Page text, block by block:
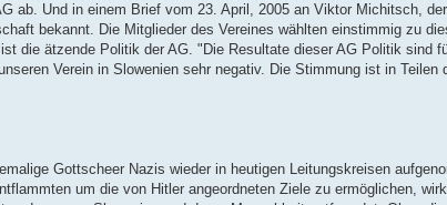
ab. Und in einem Brief vom 23. April, 2005 an Viktor Michitsch,
bekannt. Die Mitglieder des Vereines wählten einstimmig zu
die ätzende Politik der AG. "Die Resultate dieser AG Politik sind
Verein in Slowenien sehr negativ. Die Stimmung ist in
Gottscheer Nazis wieder in heutigen Leitungskreisen
um die von Hitler angeordneten Ziele zu ermöglichen,